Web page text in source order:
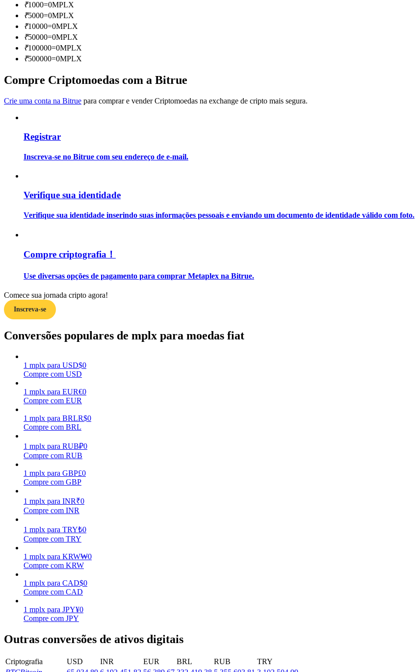
Torne-se um Trader de Cópias
Desfrute da partilha de lucros e comissões de copy trading
Informação
Análise de big data, incluindo informações comerciais, etc.
Guia
Estratégias de negociação
Aprenda como se manter lucrativo
Ganhar
Ganhe recompensas competitivas diariamente
₹1000=0MPLX
₹5000=0MPLX
₹10000=0MPLX
₹50000=0MPLX
₹100000=0MPLX
₹500000=0MPLX
Compre Criptomoedas com a Bitrue
Crie uma conta na Bitrue para comprar e vender Criptomoedas na exchange de cripto mais segura.
Registrar
Inscreva-se no Bitrue com seu endereço de e-mail.
Verifique sua identidade
Verifique sua identidade inserindo suas informações pessoais e enviando um documento de identidade válido com foto.
Compre criptografia！
Use diversas opções de pagamento para comprar Metaplex na Bitrue.
Comece sua jornada cripto agora!
Inscreva-se
Conversões populares de mplx para moedas fiat
1 mplx para USD$0
Compre com USD
1 mplx para EUR€0
Compre com EUR
1 mplx para BRLR$0
Compre com BRL
1 mplx para RUB₽0
Compre com RUB
1 mplx para GBP£0
Compre com GBP
1 mplx para INR₹0
Compre com INR
1 mplx para TRY₺0
Compre com TRY
1 mplx para KRW₩0
Compre com KRW
1 mplx para CAD$0
Compre com CAD
1 mplx para JPY¥0
Compre com JPY
Outras conversões de ativos digitais
Criptografia USD INR EUR BRL RUB
TRY